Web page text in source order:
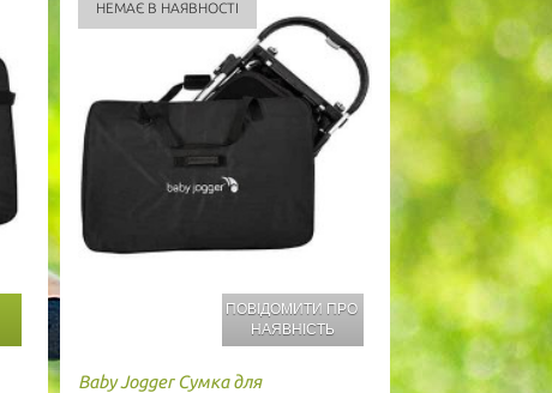
НЕМАЄ В НАЯВНОСТІ
ПОВІДОМИТИ ПРО
НАЯВНІСТЬ
Baby Jogger Сумка для